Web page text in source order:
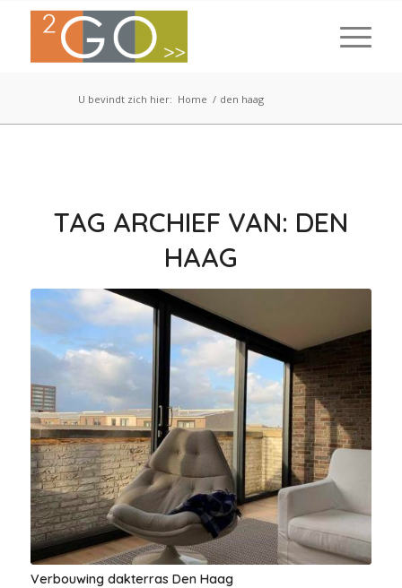
U bevindt zich hier: Home / den haag
TAG ARCHIEF VAN: DEN
HAAG
Verbouwing dakterras Den Haag